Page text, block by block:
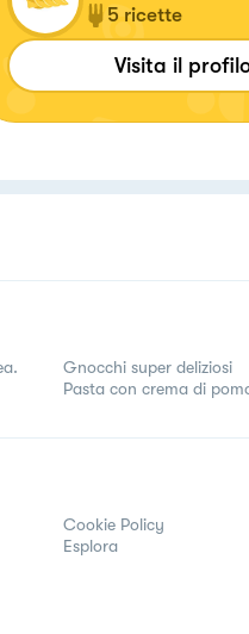
5 ricette
Visita il
Gnocchi super deliziosi
Pasta con crema di
Cookie Policy
Esplora